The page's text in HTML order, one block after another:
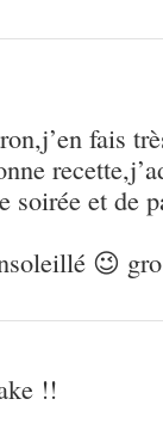
fais
soirée et de
😉
!!